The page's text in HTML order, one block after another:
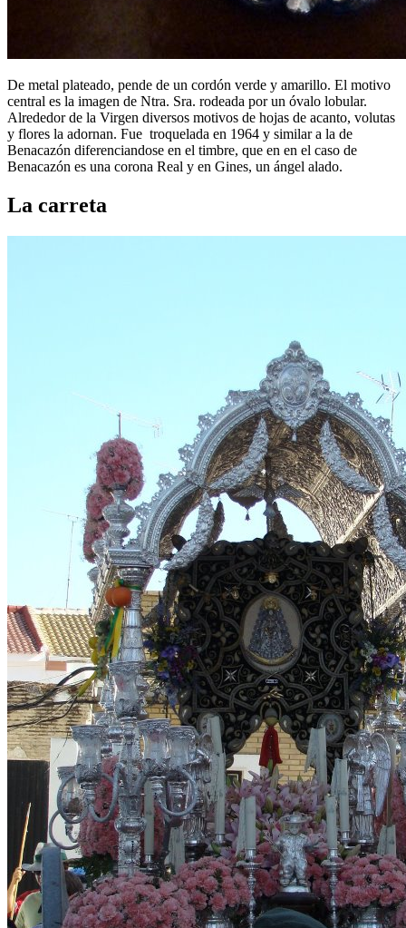
De metal plateado, pende de un cordón verde y amarillo. El motivo
central es la imagen de Ntra. Sra. rodeada por un óvalo lobular.
Alrededor de la Virgen diversos motivos de hojas de acanto, volutas
y flores la adornan. Fue troquelada en 1964 y similar a la de
Benacazón diferenciandose en el timbre, que en en el caso de
Benacazón es una corona Real y en Gines, un ángel alado.
La carreta